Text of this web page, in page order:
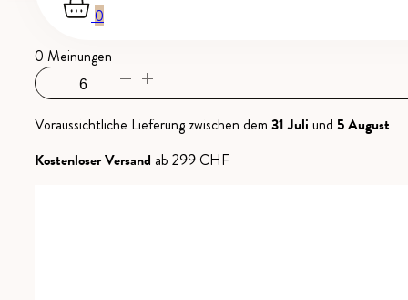
0
0 Meinungen
Bollicine
·
HC
Piotta
Voraussichtliche Lieferung zwischen dem 31 Juli und 5 August
Kostenloser Versand ab 299 CHF